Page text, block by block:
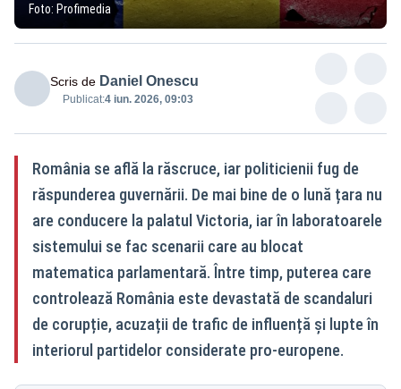
Foto: Profimedia
Scris de Daniel Onescu
Publicat:4 iun. 2026, 09:03
România se află la răscruce, iar politicienii fug de
răspunderea guvernării. De mai bine de o lună țara nu
are conducere la palatul Victoria, iar în laboratoarele
sistemului se fac scenarii care au blocat
matematica parlamentară. Între timp, puterea care
controlează România este devastată de scandaluri
de corupție, acuzații de trafic de influență și lupte în
interiorul partidelor considerate pro-europene.